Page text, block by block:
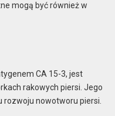
mogą być również w
CA 15-3, jest
rakowych piersi. Jego
nowotworu piersi.